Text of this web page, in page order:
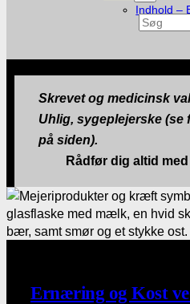
Indhold –
Søg
Skrevet og medicinsk
Uhlig, sygeplejerske
på siden).
Rådfør dig altid
Ernæring og Kost